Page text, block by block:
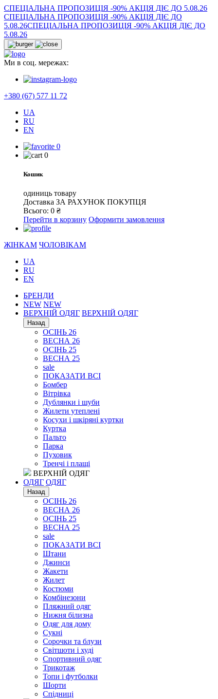
СПЕЦІАЛЬНА ПРОПОЗИЦІЯ -90% АКЦІЯ ДІЄ ДО 5.08.26
СПЕЦІАЛЬНА ПРОПОЗИЦІЯ -90% АКЦІЯ ДІЄ ДО
5.08.26СПЕЦІАЛЬНА ПРОПОЗИЦІЯ -90% АКЦІЯ ДІЄ ДО
5.08.26
Ми в соц. мережах:
+380 (67) 577 11 72
UA
RU
EN
0
0
Кошик
одиниць товару
Доставка ЗА РАХУНОК ПОКУПЦЯ
Всього: 0 ₴
Перейти в корзину Оформити замовлення
ЖІНКАМ ЧОЛОВІКАМ
UA
RU
EN
БРЕНДИ
NEW NEW
ВЕРХНІЙ ОДЯГ ВЕРХНІЙ ОДЯГ
Назад
ОСІНЬ 26
ВЕСНА 26
ОСІНЬ 25
ВЕСНА 25
sale
ПОКАЗАТИ ВСІ
Бомбер
Вітрівка
Дублянки і шуби
Жилети утеплені
Косухи і шкіряні куртки
Куртка
Пальто
Парка
Пуховик
Тренчі і плащі
ВЕРХНІЙ ОДЯГ
ОДЯГ ОДЯГ
Назад
ОСІНЬ 26
ВЕСНА 26
ОСІНЬ 25
ВЕСНА 25
sale
ПОКАЗАТИ ВСІ
Штани
Джинси
Жакети
Жилет
Костюми
Комбінезони
Пляжний одяг
Нижня білизна
Одяг для дому
Сукні
Сорочки та блузи
Світшоти і худі
Спортивний одяг
Трикотаж
Топи і футболки
Шорти
Спідниці